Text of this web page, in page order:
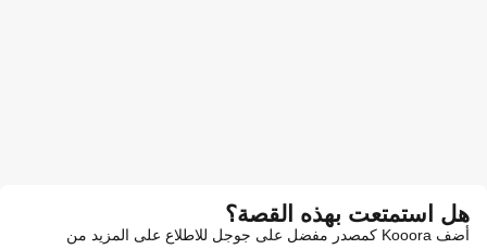
هل استمتعت بهذه القصة؟
أضف Kooora كمصدر مفضل على جوجل للاطلاع على المزيد من